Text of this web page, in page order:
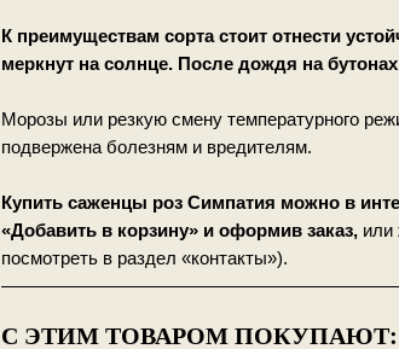
К преимуществам сорта стоит отнести
меркнут на солнце. После дождя на
Морозы или резкую смену температурного
подвержена болезням и вредителям.
Купить саженцы роз Симпатия можно в
«Добавить в корзину» и оформив заказ, или
посмотреть в раздел «контакты»).
С ЭТИМ ТОВАРОМ ПОКУПАЮТ: